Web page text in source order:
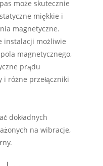
może skutecznie
miękkie i
magnetyczne.
instalacji możliwie
magnetycznego,
prądu
różne przełączniki
dokładnych
na wibracje,